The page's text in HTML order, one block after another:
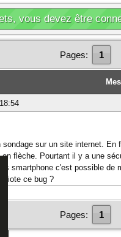
vous devez être
Pages: 1
sur un site internet.
flèche. Pourtant il y a une
smartphone c'est possible
viote ce bug ?
Pages: 1